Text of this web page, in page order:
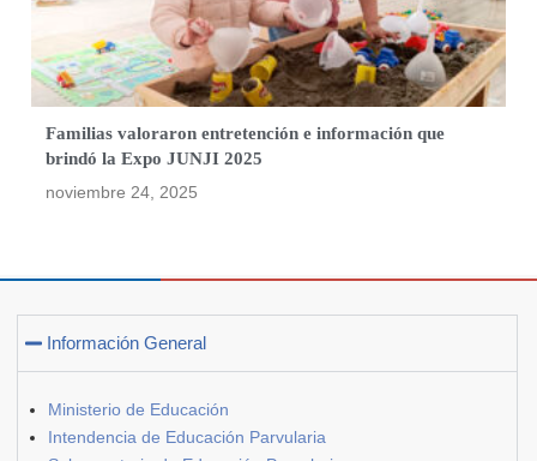
Familias valoraron entretención e información que
brindó la Expo JUNJI 2025
noviembre 24, 2025
Información General
Ministerio de Educación
Intendencia de Educación Parvularia